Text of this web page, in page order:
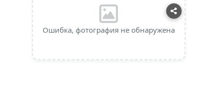
Ошибка, фотография не обнаружена